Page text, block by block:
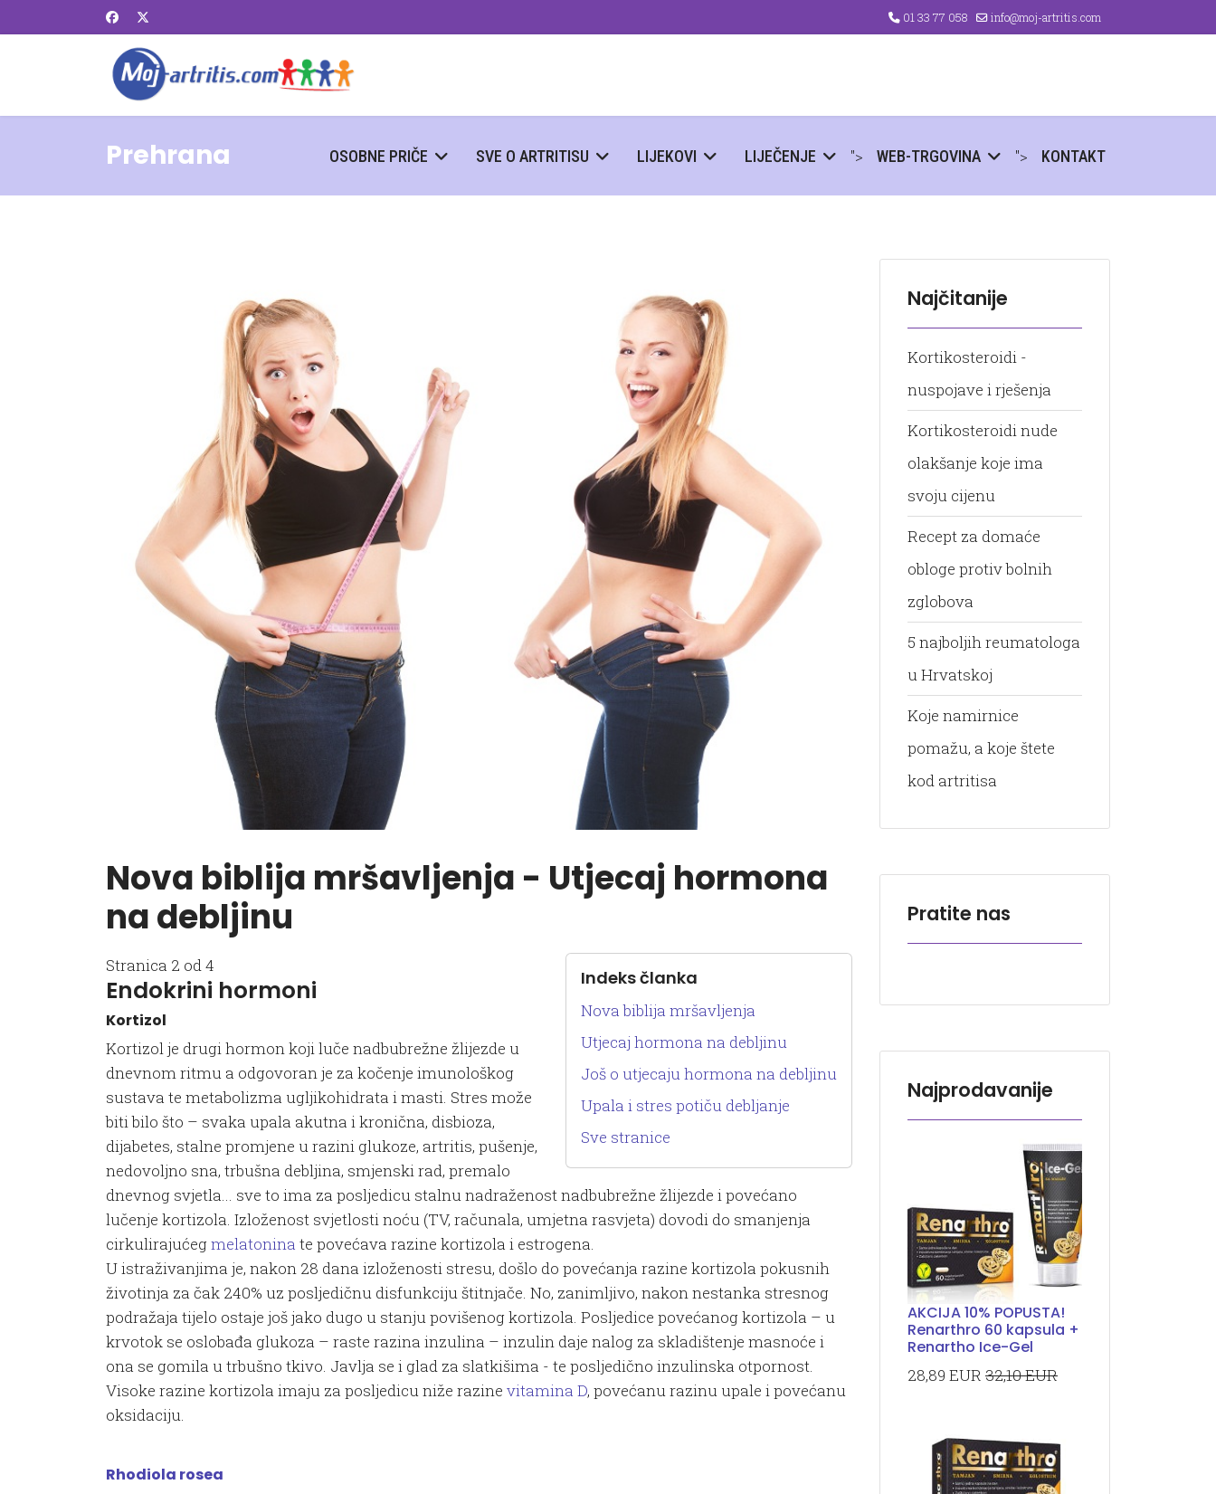
01 33 77 058 info@moj-artritis.com
OSOBNE PRIČE SVE O ARTRITISU LIJEKOVI LIJEČENJE "> WEB-TRGOVINA "> KONTAKT
Prehrana
Nova biblija mršavljenja - Utjecaj hormona
na debljinu
Indeks članka
Nova biblija mršavljenja
Utjecaj hormona na debljinu
Još o utjecaju hormona na debljinu
Upala i stres potiču debljanje
Sve stranice
Stranica 2 od 4
Endokrini hormoni
Kortizol
Kortizol je drugi hormon koji luče nadbubrežne žlijezde u
dnevnom ritmu a odgovoran je za kočenje imunološkog
sustava te metabolizma ugljikohidrata i masti. Stres može
biti bilo što – svaka upala akutna i kronična, disbioza,
dijabetes, stalne promjene u razini glukoze, artritis, pušenje,
nedovoljno sna, trbušna debljina, smjenski rad, premalo
dnevnog svjetla... sve to ima za posljedicu stalnu nadraženost nadbubrežne žlijezde i povećano
lučenje kortizola. Izloženost svjetlosti noću (TV, računala, umjetna rasvjeta) dovodi do smanjenja
cirkulirajućegmelatonina te povećava razine kortizola i estrogena.
U istraživanjima je, nakon 28 dana izloženosti stresu, došlo do povećanja razine kortizola pokusnih
životinja za čak 240% uz posljedičnu disfunkciju štitnjače. No, zanimljivo, nakon nestanka stresnog
podražaja tijelo ostaje još jako dugo u stanju povišenog kortizola. Posljedice povećanog kortizola – u
krvotok se oslobađa glukoza – raste razina inzulina – inzulin daje nalog za skladištenje masnoće i
ona se gomila u trbušno tkivo. Javlja se i glad za slatkišima - te posljedično inzulinska otpornost.
Visoke razine kortizola imaju za posljedicu niže razine vitamina D, povećanu razinu upale i povećanu
oksidaciju.
Rhodiola rosea
Najčitanije
Kortikosteroidi -
nuspojave i rješenja
Kortikosteroidi nude
olakšanje koje ima
svoju cijenu
Recept za domaće
obloge protiv bolnih
zglobova
5 najboljih reumatologa
u Hrvatskoj
Koje namirnice
pomažu, a koje štete
kod artritisa
Pratite nas
Najprodavanije
AKCIJA 10% POPUSTA!
Renarthro 60 kapsula +
Renartho Ice-Gel
28,89 EUR 32,10 EUR